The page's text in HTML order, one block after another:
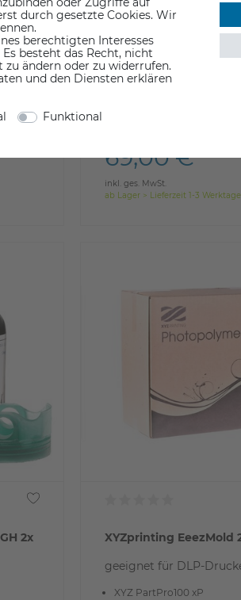
XYZPrinting PartPro 150 xP
verfügbare Farben:
natural (clear)
69,00 €
inkl. ges. MwSt.
ab Lager > Lieferzeit 1-3 Werktage
2x
XYZprinting EeezMold
geeignet für DLP-
XYZ PartPro100 xP
durch gesetzte Cookies. Wir
berechtigten Interesses
besteht das Recht, nicht
ändern oder zu widerrufen.
und den Diensten erklären
Funktional